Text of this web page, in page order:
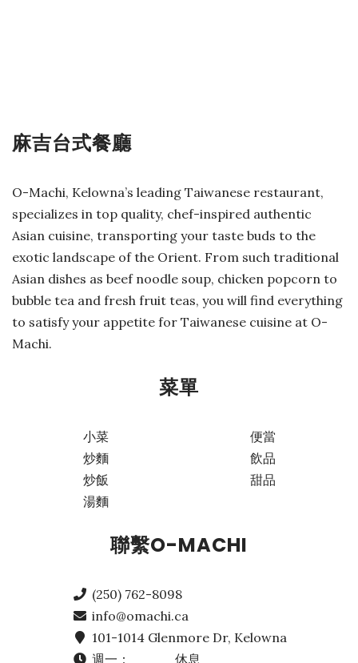
麻吉台式餐廳
O-Machi, Kelowna’s leading Taiwanese restaurant,
specializes in top quality, chef-inspired authentic
Asian cuisine, transporting your taste buds to the
exotic landscape of the Orient. From such traditional
Asian dishes as beef noodle soup, chicken popcorn to
bubble tea and fresh fruit teas, you will find everything
to satisfy your appetite for Taiwanese cuisine at O-
Machi.
菜單
小菜
炒麵
炒飯
湯麵
便當
飲品
甜品
聯繫O-MACHI
(250) 762-8098
info@omachi.ca
101-1014 Glenmore Dr, Kelowna
週一：
休息